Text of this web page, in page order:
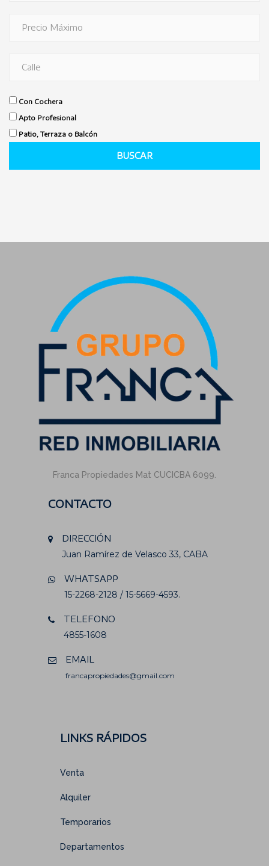
Con Cochera
Apto Profesional
Patio, Terraza o Balcón
BUSCAR
Franca Propiedades Mat CUCICBA 6099.
CONTACTO
DIRECCIÓN
Juan Ramírez de Velasco 33, CABA
WHATSAPP
15-2268-2128 / 15-5669-4593.
TELEFONO
4855-1608
EMAIL
francapropiedades@gmail.com
LINKS RÁPIDOS
Venta
Alquiler
Temporarios
Departamentos